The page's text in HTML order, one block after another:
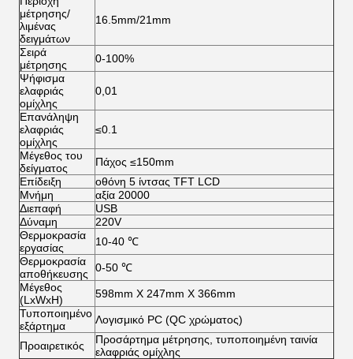
μέτρησης/
λιμένας
δειγμάτων
16.5mm/21mm
Σειρά
μέτρησης
0-100%
Ψήφισμα
ελαφριάς
ομίχλης
0,01
Επανάληψη
ελαφριάς
ομίχλης
≤0.1
Μέγεθος του
δείγματος
Πάχος ≤150mm
Επίδειξη
οθόνη 5 ίντσας TFT LCD
Μνήμη
αξία 20000
Διεπαφή
USB
Δύναμη
220V
Θερμοκρασία
εργασίας
10-40 ℃
Θερμοκρασία
αποθήκευσης
0-50 ℃
Μέγεθος
(LxWxH)
598mm X 247mm X 366mm
Τυποποιημένο
εξάρτημα
Λογισμικό PC (QC χρώματος)
Προαιρετικός
Προσάρτημα μέτρησης, τυποποιημένη ταινία
ελαφριάς ομίχλης